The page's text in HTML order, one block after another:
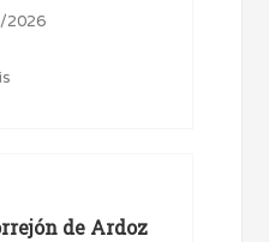
2026
de Ardoz